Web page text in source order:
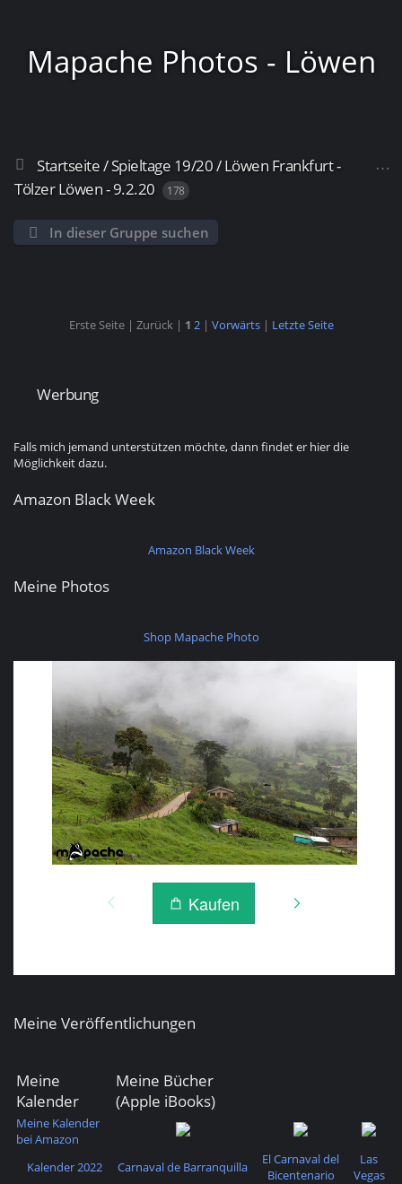
Mapache Photos - Löwen
Frankfurt
Startseite/Spieltage 19/20/Löwen Frankfurt -
Tölzer Löwen - 9.2.20
178
In dieser Gruppe suchen
Erste Seite | Zurück | 1 2 | Vorwärts | Letzte Seite
Werbung
Falls mich jemand unterstützen möchte, dann findet er hier die
Möglichkeit dazu.
Amazon Black Week
Amazon Black Week
Meine Photos
Shop Mapache Photo
Meine Veröffentlichungen
Meine
Kalender
Meine Bücher
(Apple iBooks)
Meine Kalender
bei Amazon
Kalender 2022
Carnaval de Barranquilla
El Carnaval del
Bicentenario
Las
Vegas